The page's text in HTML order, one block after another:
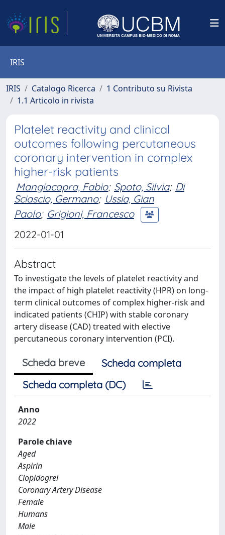
IRIS
IRIS Catalogo Ricerca
1 Contributo su Rivista
1.1 Articolo in rivista
Platelet reactivity and clinical
outcomes following percutaneous
coronary intervention in complex
higher-risk patients
Mangiacapra, Fabio; Spoto, Silvia; Di
Sciascio, Germano; Ussia, Gian
Paolo; Grigioni, Francesco
2022-01-01
Abstract
To investigate the levels of platelet reactivity and
the impact of high platelet reactivity (HPR) on long-
term clinical outcomes of complex higher-risk and
indicated patients (CHIP) with stable coronary
artery disease (CAD) treated with elective
percutaneous coronary intervention (PCI).
Scheda breve
Scheda completa
Scheda completa (DC)
Anno
2022
Parole chiave
Aged
Aspirin
Clopidogrel
Coronary Artery Disease
Female
Humans
Male